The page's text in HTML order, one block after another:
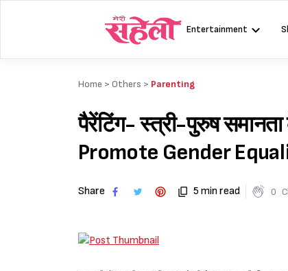
Entertainment
Home > Others > Parenting
पैरेंटिंग- स्त्री-पुरुष
Promote Gender
Share 5 min read 0